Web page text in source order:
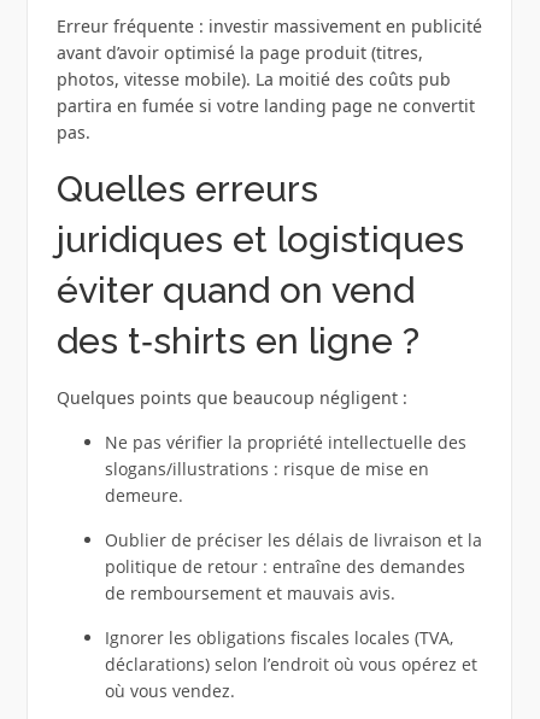
Erreur fréquente : investir massivement en publicité
avant d’avoir optimisé la page produit (titres,
photos, vitesse mobile). La moitié des coûts pub
partira en fumée si votre landing page ne convertit
pas.
Quelles erreurs
juridiques et logistiques
éviter quand on vend
des t‑shirts en ligne ?
Quelques points que beaucoup négligent :
Ne pas vérifier la propriété intellectuelle des
slogans/illustrations : risque de mise en
demeure.
Oublier de préciser les délais de livraison et la
politique de retour : entraîne des demandes
de remboursement et mauvais avis.
Ignorer les obligations fiscales locales (TVA,
déclarations) selon l’endroit où vous opérez et
où vous vendez.